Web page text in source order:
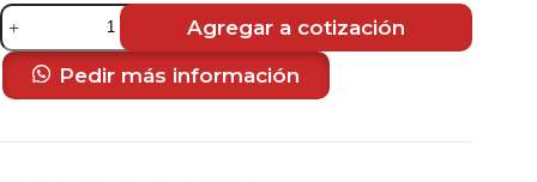
Balanza
portátil
EK
AEP
Agregar a cotización
Pedir más información